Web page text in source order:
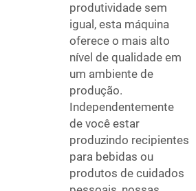
produtividade sem
igual, esta máquina
oferece o mais alto
nível de qualidade em
um ambiente de
produção.
Independentemente
de você estar
produzindo recipientes
para bebidas ou
produtos de cuidados